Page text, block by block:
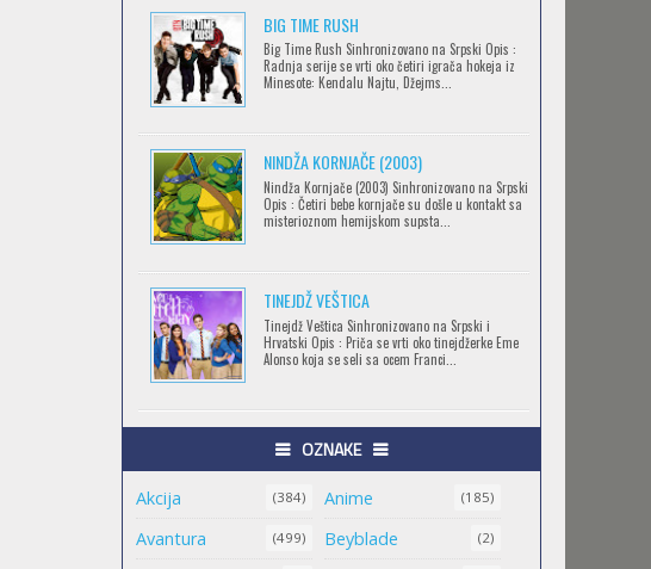
CLEAN FREAK! AOYAMA-KUN
RECORD OF RAGNAROK
Feb 11 2023 |Gledaj »
TORADORA
Feb 11 2023 |Gledaj »
TRIGUN STAMPEDE
Feb 11 2023 |Gledaj »
ORIENT
BIG TIME RUSH
Big Time Rush Sinhronizovano na Srpski Opis :
Radnja serije se vrti oko četiri igrača hokeja iz
Minesote: Kendalu Najtu, Džejms...
NINDŽA KORNJAČE (2003)
Nindža Kornjače (2003) Sinhronizovano na Srpski
Opis : Četiri bebe kornjače su došle u kontakt sa
misterioznom hemijskom supsta...
TINEJDŽ VEŠTICA
Tinejdž Veštica Sinhronizovano na Srpski i
Hrvatski Opis : Priča se vrti oko tinejdžerke Eme
Alonso koja se seli sa ocem Franci...
OZNAKE
Akcija (384) Anime (185)
Avantura (499) Beyblade (2)